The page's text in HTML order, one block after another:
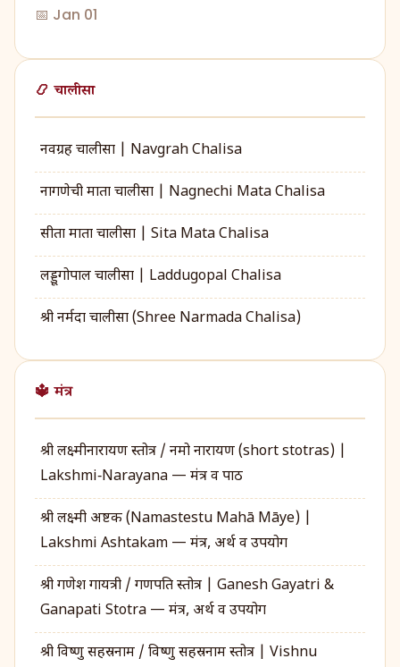
📅 Jan 01
📿 चालीसा
नवग्रह चालीसा | Navgrah Chalisa
नागणेची माता चालीसा | Nagnechi Mata Chalisa
सीता माता चालीसा | Sita Mata Chalisa
लड्डूगोपाल चालीसा | Laddugopal Chalisa
श्री नर्मदा चालीसा (Shree Narmada Chalisa)
🔱 मंत्र
श्री लक्ष्मीनारायण स्तोत्र / नमो नारायण (short stotras) |
Lakshmi‑Narayana — मंत्र व पाठ
श्री लक्ष्मी अष्टक (Namastestu Mahā Māye) |
Lakshmi Ashtakam — मंत्र, अर्थ व उपयोग
श्री गणेश गायत्री / गणपति स्तोत्र | Ganesh Gayatri &
Ganapati Stotra — मंत्र, अर्थ व उपयोग
श्री विष्णु सहस्रनाम / विष्णु सहस्रनाम स्तोत्र | Vishnu